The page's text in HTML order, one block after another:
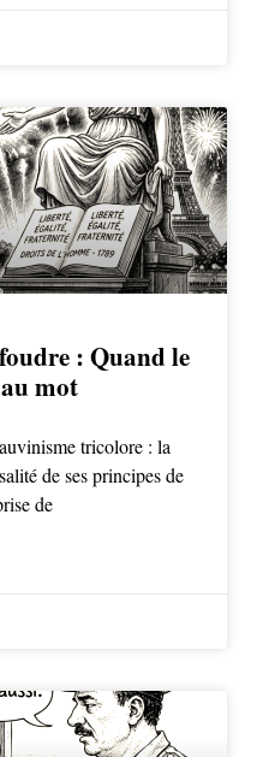
: Quand le
mot
tricolore : la
de ses principes de
de